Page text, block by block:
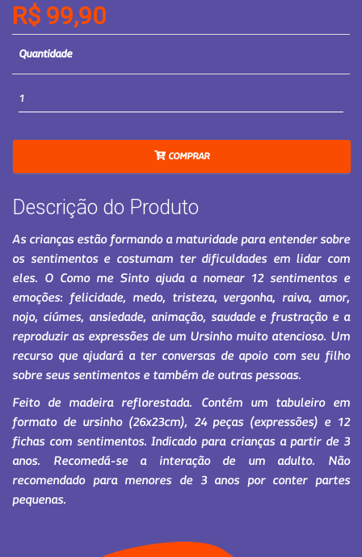
R$ 99,90
Quantidade
COMPRAR
Descrição do Produto
As crianças estão formando a maturidade para entender sobre
os sentimentos e costumam ter dificuldades em lidar com
eles. O Como me Sinto ajuda a nomear 12 sentimentos e
emoções: felicidade, medo, tristeza, vergonha, raiva, amor,
nojo, ciúmes, ansiedade, animação, saudade e frustração e a
reproduzir as expressões de um Ursinho muito atencioso. Um
recurso que ajudará a ter conversas de apoio com seu filho
sobre seus sentimentos e também de outras pessoas.
Feito de madeira reflorestada. Contém um tabuleiro em
formato de ursinho (26x23cm), 24 peças (expressões) e 12
fichas com sentimentos. Indicado para crianças a partir de 3
anos. Recomedá-se a interação de um adulto. Não
recomendado para menores de 3 anos por conter partes
pequenas.